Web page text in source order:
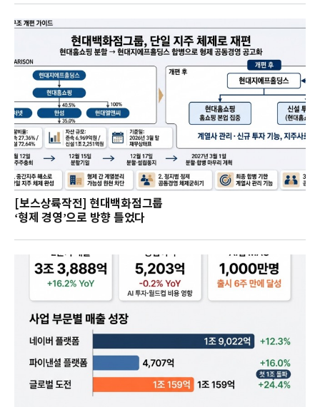
[보스상륙작전] 현대백화점그룹
‘형제 경영’으로 방향 틀었다